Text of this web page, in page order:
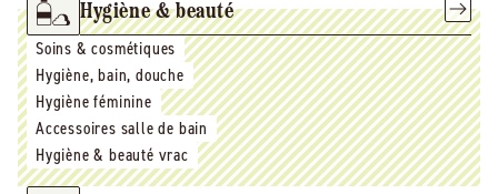
Hygiène & beauté
Soins & cosmétiques
Hygiène, bain, douche
Hygiène féminine
Accessoires salle de bain
Hygiène & beauté vrac